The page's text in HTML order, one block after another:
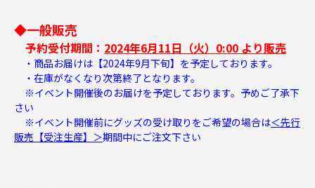
◆一般販売
予約受付期間： 2024年6月11日（火）0:00 より販売
・商品お届けは【2024年9月下旬】を予定しております。
・在庫がなくなり次第終了となります。
※イベント開催後のお届けを予定しております。予めご了承下
さい
※イベント開催前にグッズの受け取りをご希望の場合は＜先行
販売【受注生産】＞期間中にご注文下さい